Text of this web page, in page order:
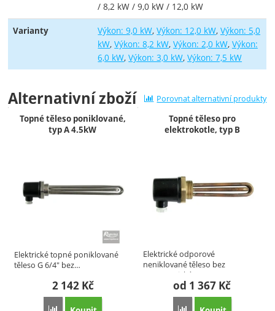
/ 8,2 kW / 9,0 kW / 12,0 kW
Varianty Výkon: 9,0 kW Výkon: 12,0 kW Výkon: 5,0
kW Výkon: 8,2 kW Výkon: 2,0 kW Výkon:
6,0 kW Výkon: 3,0 kW Výkon: 7,5 kW
Alternativní zboží
Porovnat alternativní produkty
Topné těleso poniklované,
typ A 4.5kW
Elektrické topné poniklované
těleso G 6/4" bez…
2 142 Kč
Topné těleso pro
elektrokotle, typ B
Elektrické odporové
neniklované těleso bez
termostatické…
od 1 367 Kč